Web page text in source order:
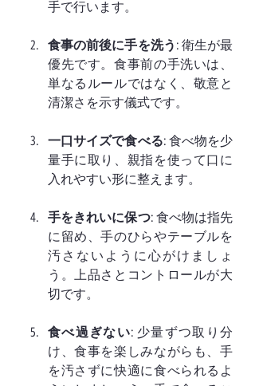
手で行います。
食事の前後に手を洗う : 衛生が最
優先です。食事前の手洗いは、
単なるルールではなく、敬意と
清潔さを示す儀式です。
一口サイズで食べる: 食べ物を少
量手に取り、親指を使って口に
入れやすい形に整えます。
手をきれいに保つ: 食べ物は指先
に留め、手のひらやテーブルを
汚さないように心がけましょ
う。上品さとコントロールが大
切です。
食べ過ぎない: 少量ずつ取り分
け、食事を楽しみながらも、手
を汚さずに快適に食べられるよ